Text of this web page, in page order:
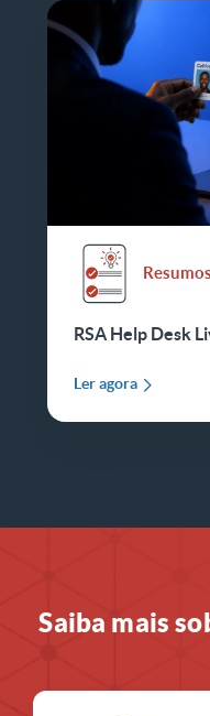
RSA Help Desk
Ler agora
Saiba mais